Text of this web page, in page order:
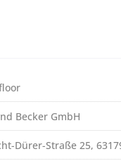
Becker GmbH
Dürer-Straße 25,